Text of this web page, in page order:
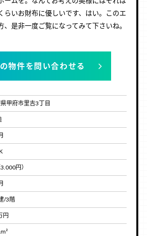
らいお財布に優しいです、はい。このエ
、是非一度ご覧になってみて下さいね。
物件を問い合わせる
甲府市里吉3丁目
円）
/3階
円